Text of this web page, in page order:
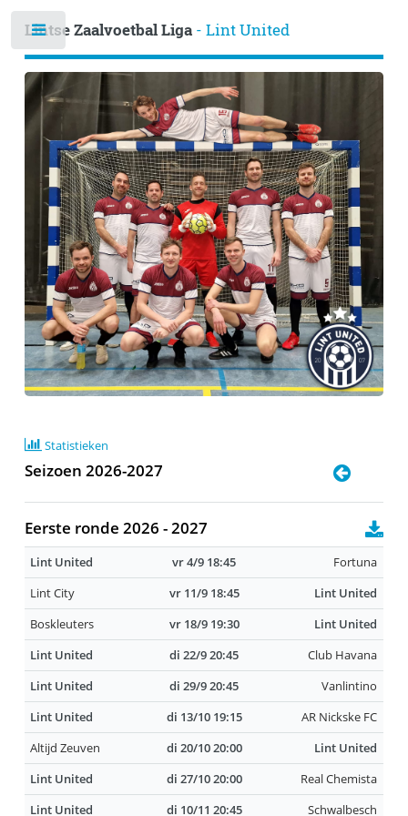
Lintse Zaalvoetbal Liga- Lint United
Statistieken
Seizoen 2026-2027
Eerste ronde 2026 - 2027
Lint United vr 4/9 18:45
Fortuna
Lint City
vr 11/9 18:45
Lint United
Boskleuters
vr 18/9 19:30
Lint United
Lint United
di 22/9 20:45
Club Havana
Lint United
di 29/9 20:45
Vanlintino
Lint United
di 13/10 19:15
AR Nickske FC
Altijd Zeuven
di 20/10 20:00
Lint United
Lint United
di 27/10 20:00
Real Chemista
Lint United
di 10/11 20:45 Schwalbesch